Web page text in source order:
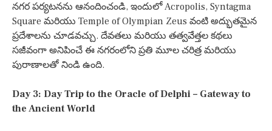
నగర పర్యటనను ఆనందించండి, ఇందులో Acropolis, Syntagma
Square మరియు Temple of Olympian Zeus వంటి అద్భుతమైన
ప్రదేశాలను చూడవచ్చు. దేవతలు మరియు తత్వవేత్తల కథలు
సజీవంగా అనిపించే ఈ నగరంలోని ప్రతి మూల చరిత్ర మరియు
పురాణాలతో నిండి ఉంది.
Day 3: Day Trip to the Oracle of Delphi – Gateway to
the Ancient World